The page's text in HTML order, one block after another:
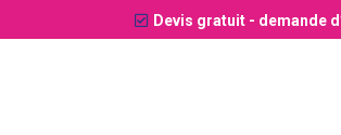
Devis gratuit - demande